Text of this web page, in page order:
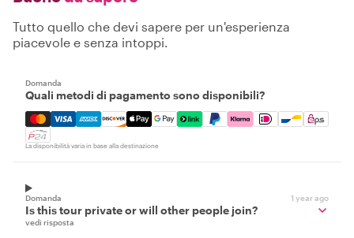
Tutto quello che devi sapere per un'esperienza
piacevole e senza intoppi.
Domanda
Quali metodi di pagamento sono disponibili?
Mastercard, Visa, Amex, Discover, Apple Pay, Google
La disponibilità varia in base alla destinazione
Domanda 1 year ago
Is this tour private or will other people join?
vedi risposta